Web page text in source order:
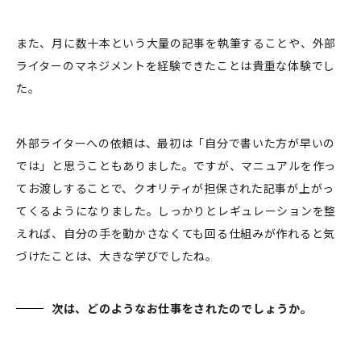
また、月に数十本という大量の記事を執筆することや、外部
ライターのマネジメントを経験できたことは貴重な体験でし
た。
外部ライターへの依頼は、最初は「自分で書いた方が早いの
では」と思うこともありました。ですが、マニュアルを作っ
てお渡しすることで、クオリティが担保された記事が上がっ
てくるようになりました。しっかりとレギュレーションを整
えれば、自分の手を動かさなくても回る仕組みが作れると気
づけたことは、大きな学びでしたね。
次は、どのようなお仕事をされたのでしょうか。